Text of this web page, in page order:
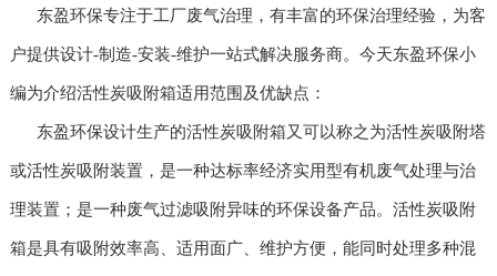
东盈环保专注于工厂废气治理，有丰富的环保治理经验，为客
户提供设计-制造-安装-维护一站式解决服务商。今天东盈环保小
编为介绍活性炭吸附箱适用范围及优缺点：
东盈环保设计生产的活性炭吸附箱又可以称之为活性炭吸附塔
或活性炭吸附装置，是一种达标率经济实用型有机废气处理与治
理装置；是一种废气过滤吸附异味的环保设备产品。活性炭吸附
箱是具有吸附效率高、适用面广、维护方便，能同时处理多种混